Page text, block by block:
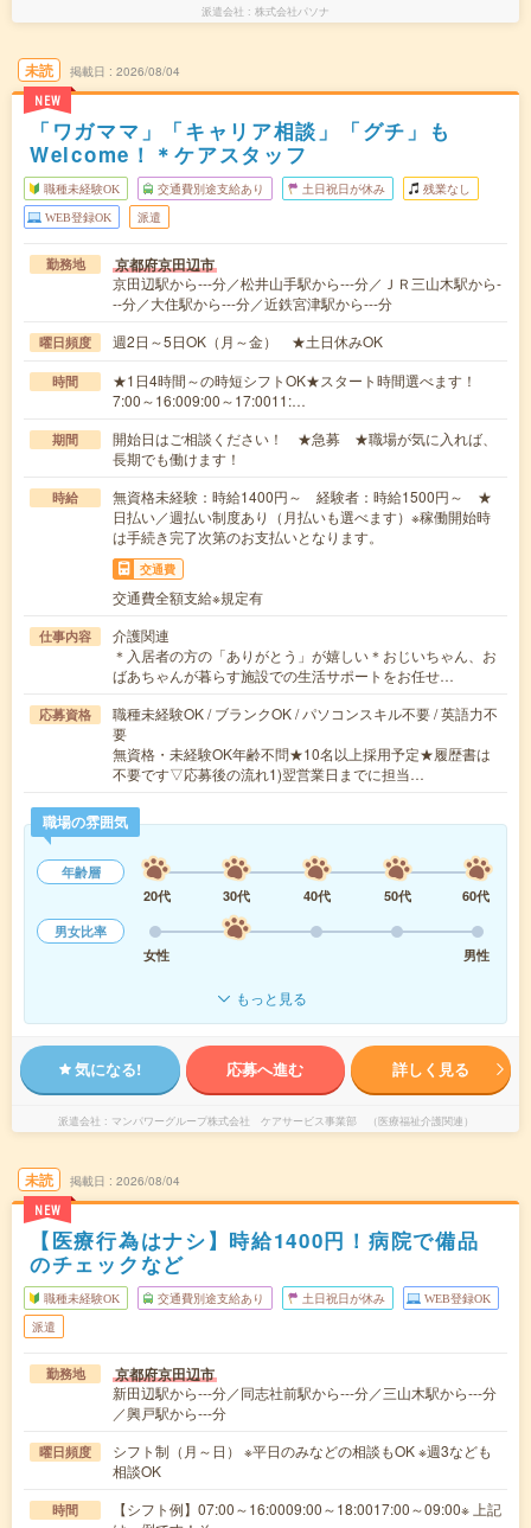
派遣会社 株式会社パソナ
未読
NEW
掲載日 2026/08/04
「ワガママ」「キャリア相談」「グチ」も
Welcome！＊ケアスタッフ
職種未経験OK 交通費別途支給あり 土日祝日が休み 残業なし
WEB登録OK 派遣
勤務地 京都府京田辺市
京田辺駅から---分／松井山手駅から---分／ＪＲ三山木駅から-
--分／大住駅から---分／近鉄宮津駅から---分
曜日頻度 週2日～5日OK（月～金） ★土日休みOK
時間
★1日4時間～の時短シフトOK★スタート時間選べます！
7:00～16:009:00～17:0011:…
期間
開始日はご相談ください！ ★急募 ★職場が気に入れば、
長期でも働けます！
時給
無資格未経験：時給1400円～ 経験者：時給1500円～ ★
日払い／週払い制度あり（月払いも選べます）※稼働開始時
は手続き完了次第のお支払いとなります。
交通費
交通費全額支給※規定有
仕事内容
介護関連
＊入居者の方の「ありがとう」が嬉しい＊おじいちゃん、お
ばあちゃんが暮らす施設での生活サポートをお任せ…
応募資格
職種未経験OK / ブランクOK / パソコンスキル不要 / 英語力不
要
無資格・未経験OK年齢不問★10名以上採用予定★履歴書は
不要です▽応募後の流れ1)翌営業日までに担当…
職場の雰囲気
年齢層
20代
30代 40代 50代
60代
男女比率
女性
男性
もっと見る
気になる! 応募へ進む 詳しく見る
派遣会社 マンパワーグループ株式会社 ケアサービス事業部 （医療福祉介護関連）
未読
NEW
掲載日 2026/08/04
【医療行為はナシ】時給1400円！病院で備品
のチェックなど
職種未経験OK 交通費別途支給あり 土日祝日が休み WEB登録OK
派遣
勤務地 京都府京田辺市
新田辺駅から---分／同志社前駅から---分／三山木駅から---分
／興戸駅から---分
曜日頻度
シフト制（月～日） ※平日のみなどの相談もOK ※週3なども
相談OK
時間
【シフト例】07:00～16:0009:00～18:0017:00～09:00※ 上記